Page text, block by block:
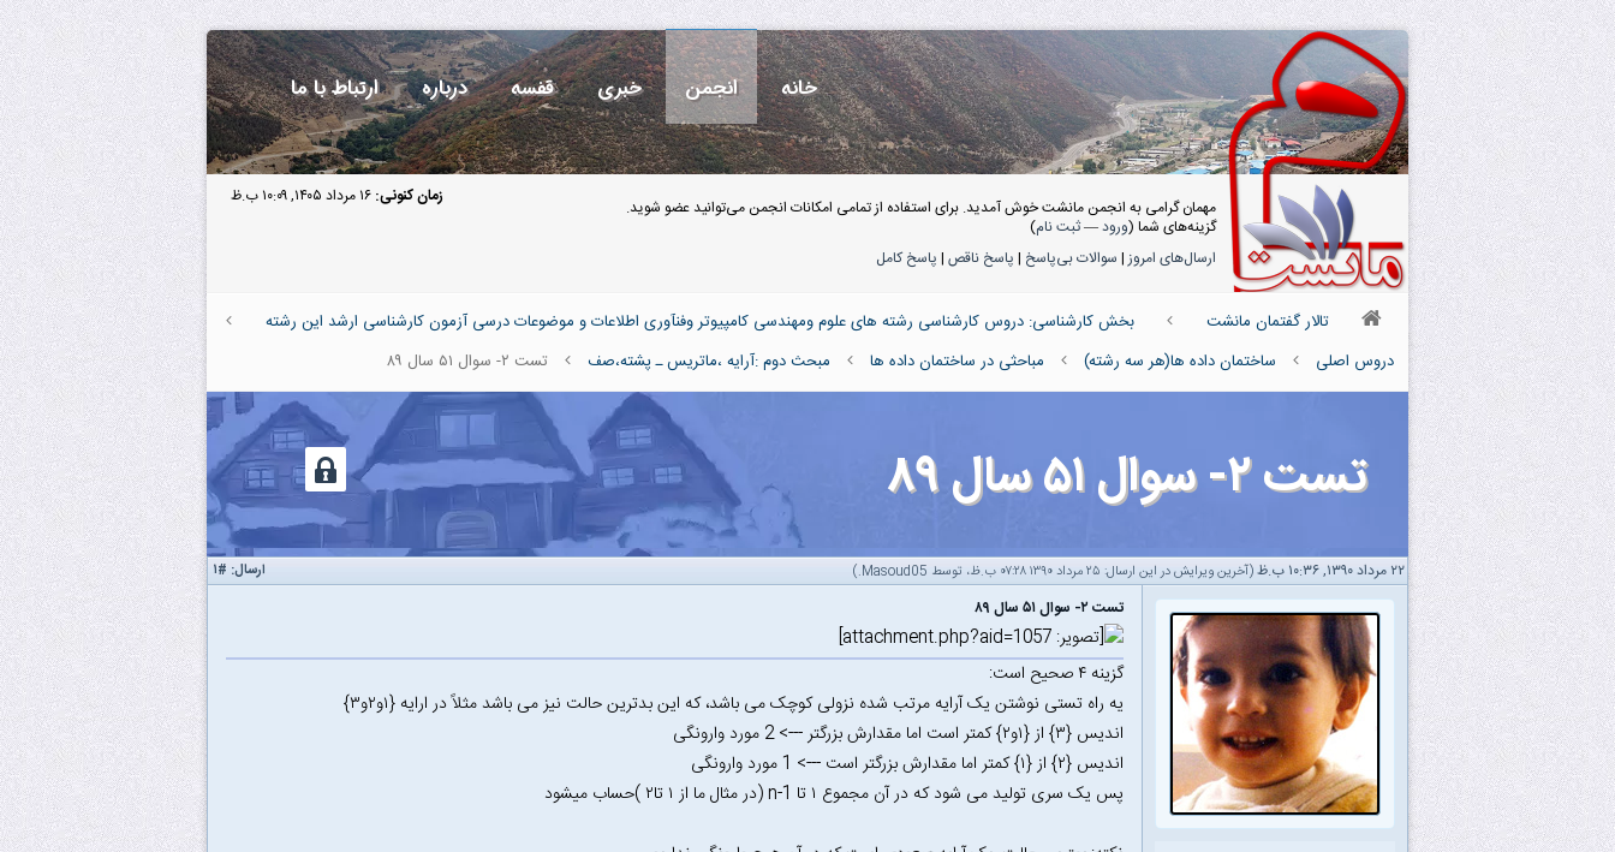
خانه انجمن خبری قفسه درباره ارتباط با ما
زمان کنونی: ۱۶ مرداد ۱۴۰۵, ۱۰:۰۹ ب.ظ
مهمان گرامی به انجمن مانشت خوش آمدید. برای استفاده از تمامی امکانات انجمن می‌توانید عضو شوید.
گزینه‌های شما (ورود—ثبت نام)
ارسال‌های امروز| سوالات بی‌پاسخ | پاسخ ناقص | پاسخ کامل
تالار گفتمان مانشت
بخش کارشناسی: دروس کارشناسی رشته های علوم ومهندسی کامپیوتر وفنآوری اطلاعات و موضوعات درسی آزمون کارشناسی ارشد این رشته
دروس اصلی
ساختمان داده ها(هر سه رشته) مباحثی در ساختمان داده ها مبحث دوم :آرایه ،ماتریس ـ پشته،صف تست ۲- سوال ۵۱ سال ۸۹
تست ۲- سوال ۵۱ سال ۸۹
ارسال: #۱ ۲۲ مرداد ۱۳۹۰, ۱۰:۳۶ ب.ظ (آخرین ویرایش در این ارسال: ۲۵ مرداد ۱۳۹۰ ۰۷:۲۸ ب.ظ، توسط Masoud05
.)
تست ۲- سوال ۵۱ سال ۸۹
گزینه ۴ صحیح است:
یه راه تستی نوشتن یک آرایه مرتب شده نزولی کوچک می باشد‌، که این بدترین حالت نیز می باشد مثلاً در ارایه {۱و۲و۳}
اندیس {۳} از {۱و۲} کمتر است اما مقدارش بزرگتر ---> 2 مورد وارونگی
اندیس {۲} از {۱} کمتر اما مقدارش بزرگتر است ---> 1 مورد وارونگی
پس یک سری تولید می شود که در آن مجموع ۱ تا n-1 (در مثال ما از ۱ تا۲ )حساب میشود